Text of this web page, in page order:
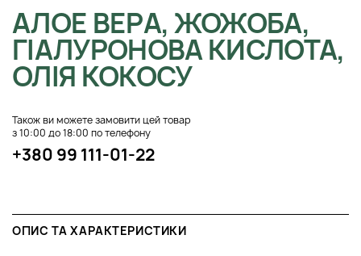
АЛОЕ ВЕРА, ЖОЖОБА,
ГІАЛУРОНОВА КИСЛОТА,
ОЛІЯ КОКОСУ
Також ви можете замовити цей товар
з 10:00 до 18:00 по телефону
+380 99 111-01-22
ОПИС ТА ХАРАКТЕРИСТИКИ